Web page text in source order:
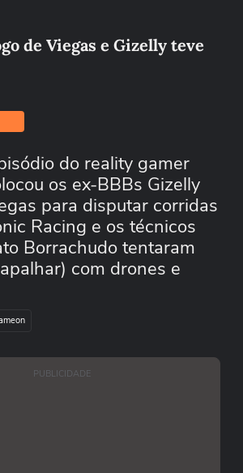
de Viegas e Gizelly teve
do reality gamer
os ex-BBBs Gizelly
para disputar corridas
Racing e os técnicos
Borrachudo tentaram
com drones e
PUBLICIDADE